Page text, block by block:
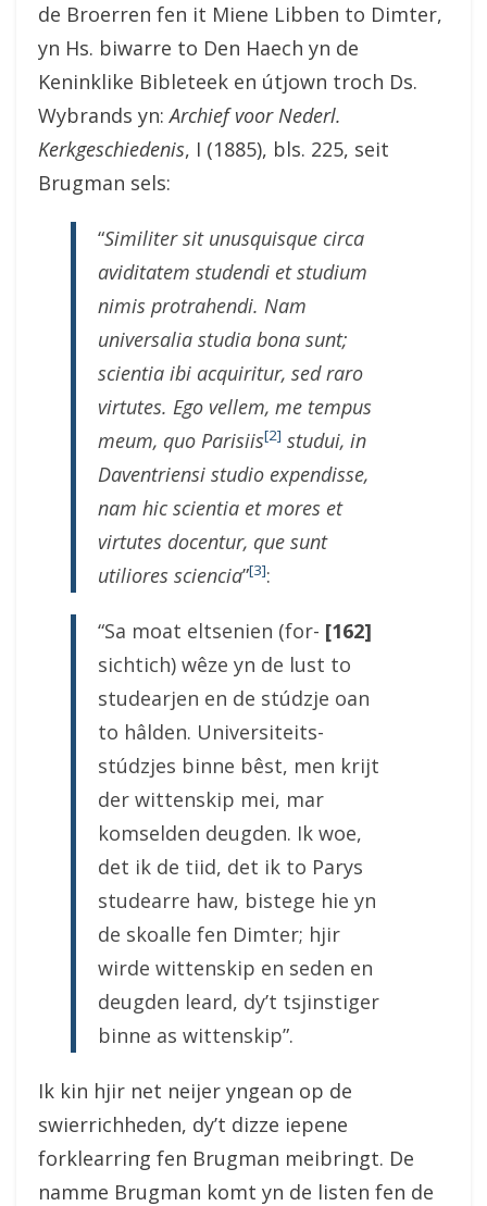
de Broerren fen it Miene Libben to Dimter,
yn Hs. biwarre to Den Haech yn de
Keninklike Bibleteek en útjown troch Ds.
Wybrands yn:Archief voor Nederl.
Kerkgeschiedenis, I (1885), bls. 225, seit
Brugman sels:
“Similiter sit unusquisque circa
aviditatem studendi et studium
nimis protrahendi. Nam
universalia studia bona sunt;
scientia ibi acquiritur, sed raro
virtutes. Ego vellem, me tempus
meum, quo Parisiis[2] studui, in
Daventriensi studio expendisse,
nam hic scientia et mores et
virtutes docentur, que sunt
utiliores sciencia”[3]:
“Sa moat eltsenien (for- [162]
sichtich) wêze yn de lust to
studearjen en de stúdzje oan
to hâlden. Universiteits-
stúdzjes binne bêst, men krijt
der wittenskip mei, mar
komselden deugden. Ik woe,
det ik de tiid, det ik to Parys
studearre haw, bistege hie yn
de skoalle fen Dimter; hjir
wirde wittenskip en seden en
deugden leard, dy’t tsjinstiger
binne as wittenskip”.
Ik kin hjir net neijer yngean op de
swierrichheden, dy’t dizze iepene
forklearring fen Brugman meibringt. De
namme Brugman komt yn de listen fen de